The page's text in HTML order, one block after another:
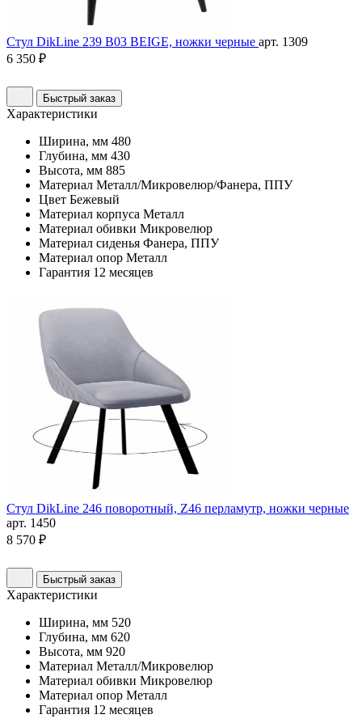
Стул DikLine 239 B03 BEIGE, ножки черные арт. 1309
6 350 ₽
Быстрый заказ
Характеристики
Ширина, мм 480
Глубина, мм 430
Высота, мм 885
Материал Металл/Микровелюр/Фанера, ППУ
Цвет Бежевый
Материал корпуса Металл
Материал обивки Микровелюр
Материал сиденья Фанера, ППУ
Материал опор Металл
Гарантия 12 месяцев
Стул DikLine 246 поворотный, Z46 перламутр, ножки черные
арт. 1450
8 570 ₽
Быстрый заказ
Характеристики
Ширина, мм 520
Глубина, мм 620
Высота, мм 920
Материал Металл/Микровелюр
Материал обивки Микровелюр
Материал опор Металл
Гарантия 12 месяцев